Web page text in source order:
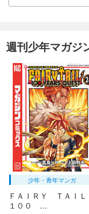
週刊少年マガジ
少年・青年マンガ
ＦＡＩＲＹ ＴＡＩＬ
１００ ...